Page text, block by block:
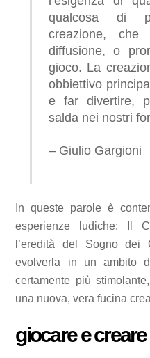
qualcosa di
creazione, che
diffusione, o
gioco. La
obbiettivo
e far divertire,
salda nei nostri
– Giulio Gargioni
In queste parole è
esperienze ludiche: Il
l’eredità del Sogno
evolverla in un ambito
certamente più
una nuova, vera fucina
giocare e creare